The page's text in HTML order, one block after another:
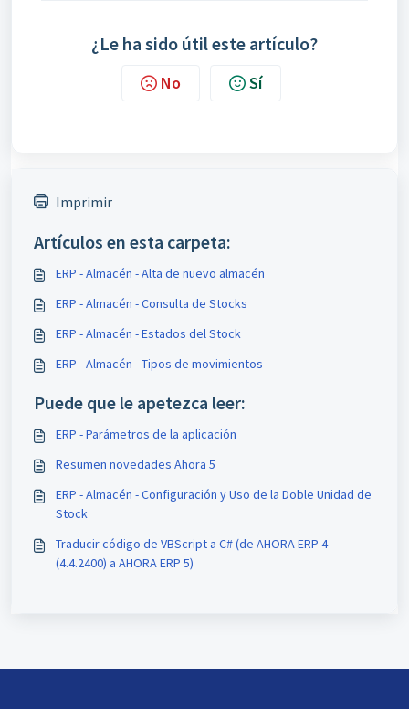
¿Le ha sido útil este artículo?
No Sí
Imprimir
Artículos en esta carpeta:
ERP - Almacén - Alta de nuevo almacén
ERP - Almacén - Consulta de Stocks
ERP - Almacén - Estados del Stock
ERP - Almacén - Tipos de movimientos
Puede que le apetezca leer:
ERP - Parámetros de la aplicación
Resumen novedades Ahora 5
ERP - Almacén - Configuración y Uso de la Doble Unidad de
Stock
Traducir código de VBScript a C# (de AHORA ERP 4
(4.4.2400) a AHORA ERP 5)